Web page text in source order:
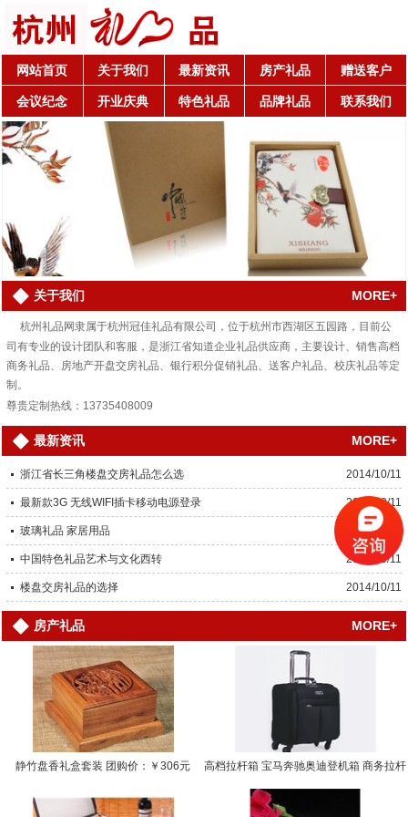
网站首页 关于我们 最新资讯 房产礼品 赠送客户
会议纪念 开业庆典 特色礼品 品牌礼品 联系我们
关于我们 MORE+
杭州礼品网隶属于杭州冠佳礼品有限公司，位于杭州市西湖区五园路，目前公
司有专业的设计团队和客服，是浙江省知道企业礼品供应商，主要设计、销售高档
商务礼品、房地产开盘交房礼品、银行积分促销礼品、送客户礼品、校庆礼品等定
制。
尊贵定制热线：13735408009
最新资讯 MORE+
浙江省长三角楼盘交房礼品怎么选 2014/10/11
最新款3G 无线WIFI插卡移动电源登录 2014/10/11
玻璃礼品 家居用品 2014/10/11
中国特色礼品艺术与文化西转 2014/10/11
楼盘交房礼品的选择 2014/10/11
房产礼品 MORE+
静竹盘香礼盒套装 团购价：￥306元 高档拉杆箱 宝马奔驰奥迪登机箱 商务拉杆
箱… 团购价：￥0.0000元